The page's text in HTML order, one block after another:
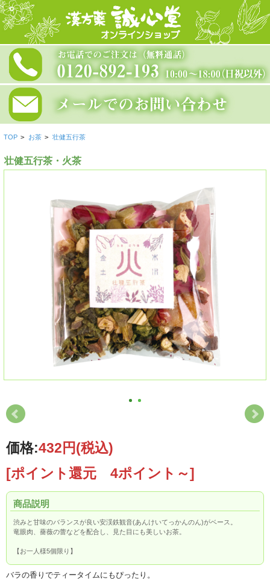
TOP > お茶 > 壮健五行茶
壮健五行茶・火茶
価格:432円(税込)
[ポイント還元 4ポイント～]
商品説明
渋みと甘味のバランスが良い安渓鉄観音(あんけいてっかんのん)がベース。
竜眼肉、薔薇の蕾などを配合し、見た目にも美しいお茶。
【お一人様5個限り】
バラの香りでティータイムにもぴったり。